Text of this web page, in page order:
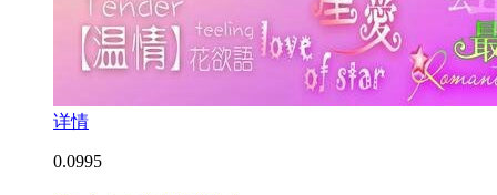
详情
0.0995